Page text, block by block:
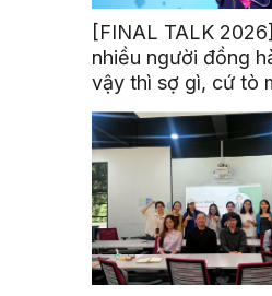
[FINAL TALK
nhiều người đồng
vậy thì sợ gì, cứ tò
thế giới thôi”